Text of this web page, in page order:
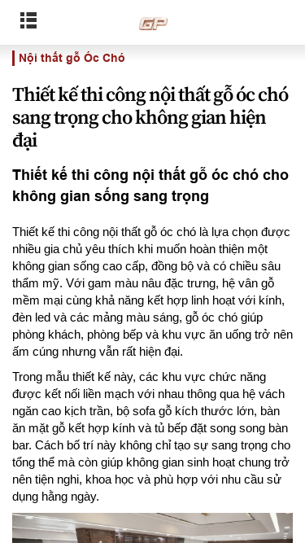
Nội thất gỗ Óc Chó
Thiết kế thi công nội thất gỗ óc chó
sang trọng cho không gian hiện
đại
Thiết kế thi công nội thất gỗ óc chó cho
không gian sống sang trọng
Thiết kế thi công nội thất gỗ óc chó là lựa chọn được
nhiều gia chủ yêu thích khi muốn hoàn thiện một
không gian sống cao cấp, đồng bộ và có chiều sâu
thẩm mỹ. Với gam màu nâu đặc trưng, hệ vân gỗ
mềm mại cùng khả năng kết hợp linh hoạt với kính,
đèn led và các mảng màu sáng, gỗ óc chó giúp
phòng khách, phòng bếp và khu vực ăn uống trở nên
ấm cúng nhưng vẫn rất hiện đại.
Trong mẫu thiết kế này, các khu vực chức năng
được kết nối liền mạch với nhau thông qua hệ vách
ngăn cao kịch trần, bộ sofa gỗ kích thước lớn, bàn
ăn mặt gỗ kết hợp kính và tủ bếp đặt song song bàn
bar. Cách bố trí này không chỉ tạo sự sang trọng cho
tổng thể mà còn giúp không gian sinh hoạt chung trở
nên tiện nghi, khoa học và phù hợp với nhu cầu sử
dụng hằng ngày.